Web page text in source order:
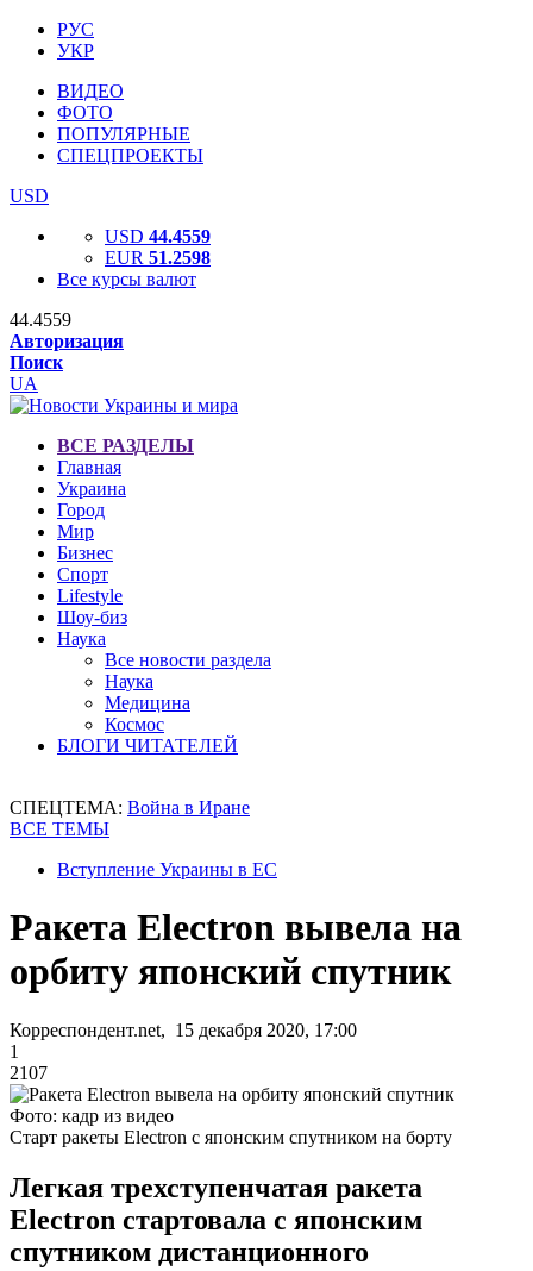
РУС
УКР
ВИДЕО
ФОТО
ПОПУЛЯРНЫЕ
СПЕЦПРОЕКТЫ
USD
USD 44.4559
EUR 51.2598
Все курсы валют
44.4559
Авторизация
Поиск
UA
ВСЕ РАЗДЕЛЫ
Главная
Украина
Город
Мир
Бизнес
Спорт
Lifestyle
Шоу-биз
Наука
Все новости раздела
Наука
Медицина
Космос
БЛОГИ ЧИТАТЕЛЕЙ
СПЕЦТЕМА: Война в Иране
ВСЕ ТЕМЫ
Вступление Украины в ЕС
Ракета Electron вывела на
орбиту японский спутник
Корреспондент.net, 15 декабря 2020, 17:00
1
2107
Фото: кадр из видео
Старт ракеты Electron с японским спутником на борту
Легкая трехступенчатая ракета
Electron стартовала с японским
спутником дистанционного